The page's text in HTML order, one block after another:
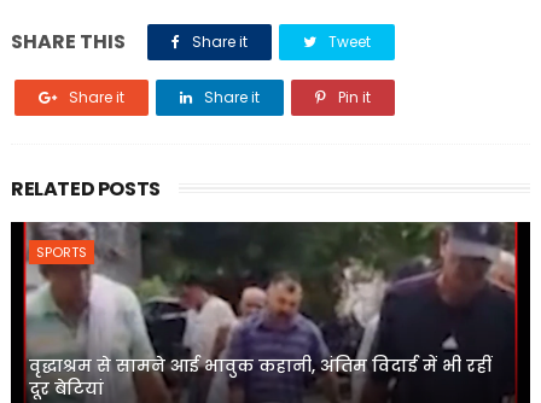
SHARE THIS Share it Tweet
Share it Share it Pin it
RELATED POSTS
SPORTS
वृद्धाश्रम से सामने आई भावुक कहानी, अंतिम विदाई में भी रहीं
दूर बेटियां